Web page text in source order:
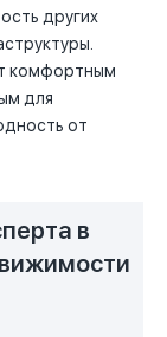
других
комфортным
для
от
в